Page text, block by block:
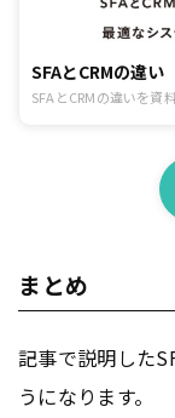
SFAとCRMの違い
SFAとCRMの違いを資
まとめ
記事で説明した
うになります。